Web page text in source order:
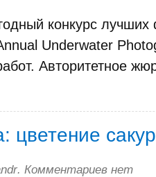
конкурс лучших
Underwater
Авторитетное
цветение
. Комментариев нет